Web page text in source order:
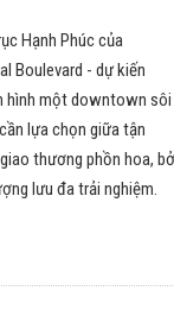
Hạnh Phúc của
Boulevard - dự kiến
hình một downtown sôi
lựa chọn giữa tận
thương phồn hoa,
lưu đa trải nghiệm.